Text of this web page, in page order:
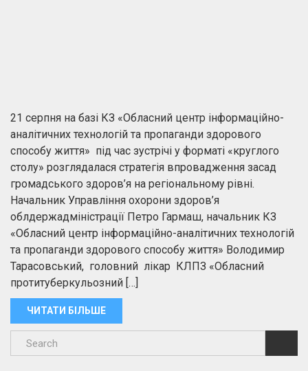
21 серпня на базі КЗ «Обласний центр інформаційно-
аналітичних технологій та пропаганди здорового
способу життя» під час зустрічі у форматі «круглого
столу» розглядалася стратегія впровадження засад
громадського здоров’я на регіональному рівні.
Начальник Управління охорони здоров’я
облдержадміністрації Петро Гармаш, начальник КЗ
«Обласний центр інформаційно-аналітичних технологій
та пропаганди здорового способу життя» Володимир
Тарасовський, головний лікар КЛПЗ «Обласний
протитуберкульозний […]
ЧИТАТИ БІЛЬШЕ